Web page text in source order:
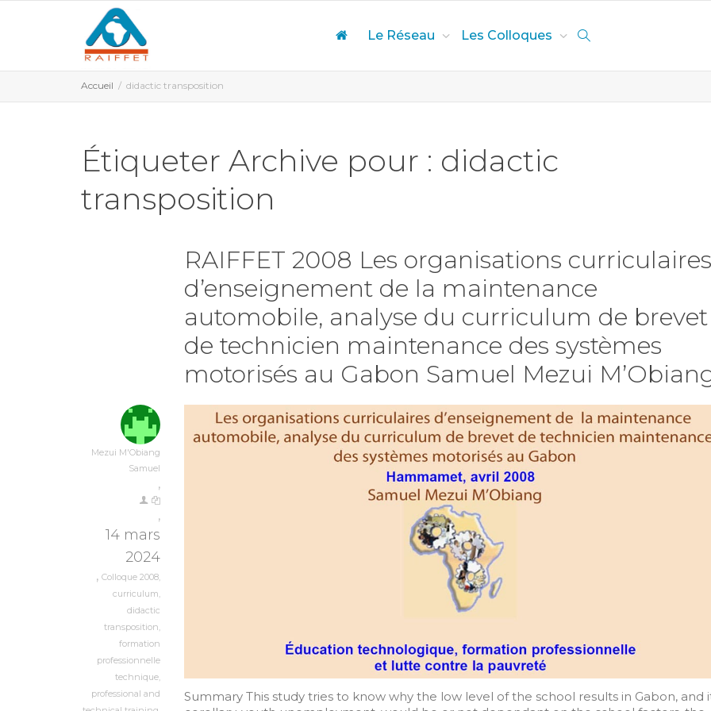
Le Réseau Les Colloques
Accueil didactic transposition
Étiqueter Archive pour : didactic
transposition
RAIFFET 2008 Les organisations curriculaires
d’enseignement de la maintenance
automobile, analyse du curriculum de brevet
de technicien maintenance des systèmes
motorisés au Gabon Samuel Mezui
Mezui M'Obiang
Samuel
,
,
14 mars
2024
, Colloque 2008,
curriculum,
didactic
transposition,
formation
professionnelle
technique,
professional and
Summary This study tries to know why the low level of the school results in Gabon, and